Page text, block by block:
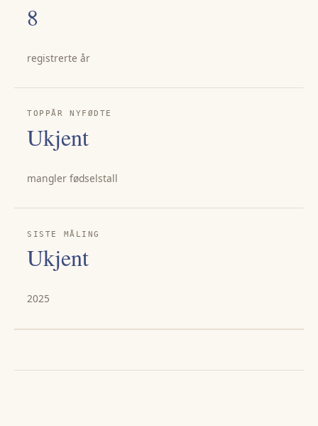
8
registrerte år
TOPPÅR NYFØDTE
Ukjent
mangler fødselstall
SISTE MÅLING
Ukjent
2025